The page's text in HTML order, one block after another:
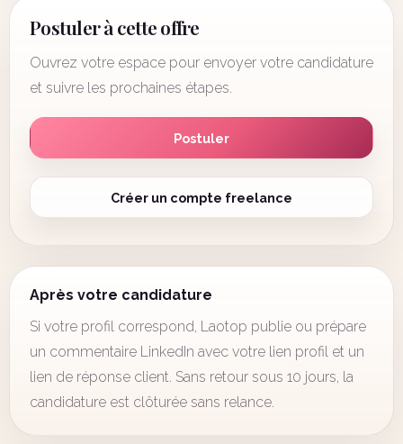
Postuler à cette offre
Ouvrez votre espace pour envoyer votre candidature
et suivre les prochaines étapes.
Postuler
Créer un compte freelance
Après votre candidature
Si votre profil correspond, Laotop publie ou prépare
un commentaire LinkedIn avec votre lien profil et un
lien de réponse client. Sans retour sous 10 jours, la
candidature est clôturée sans relance.